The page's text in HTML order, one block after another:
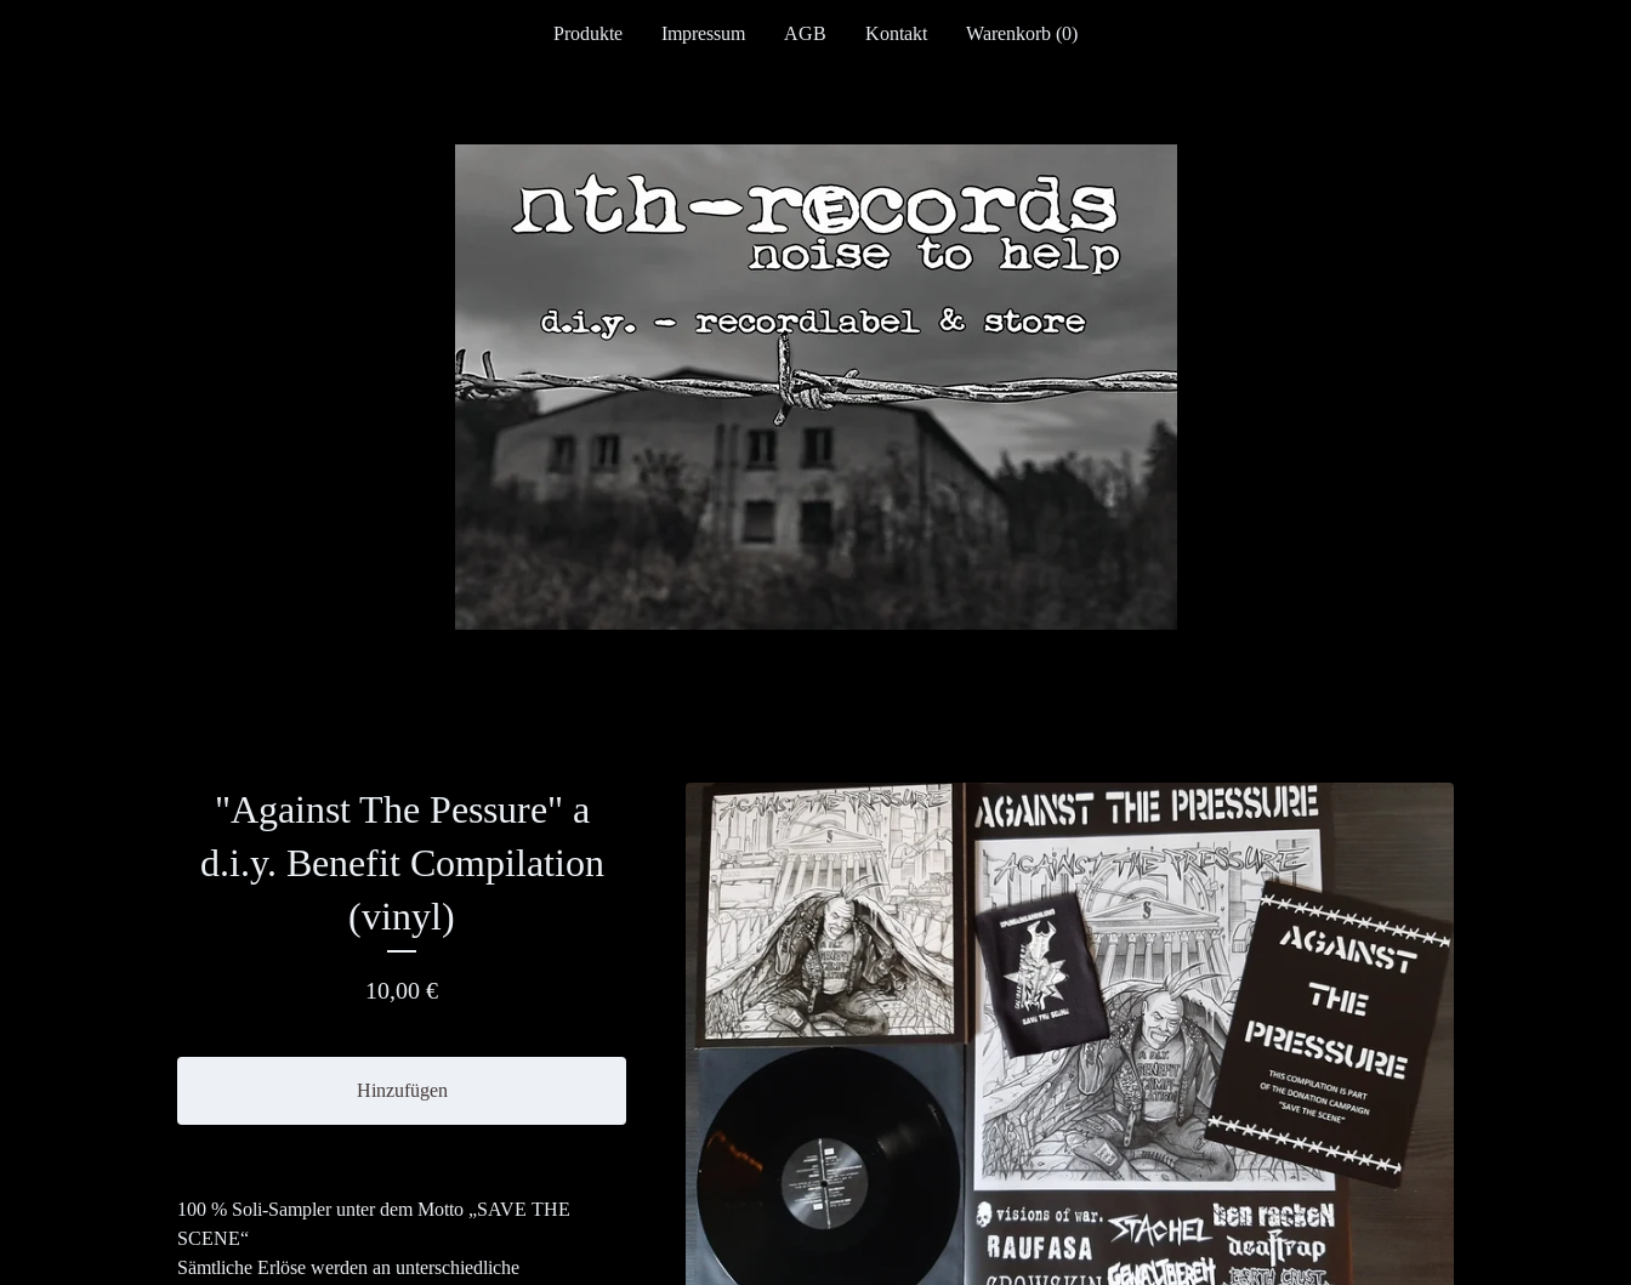
Produkte Impressum AGB Kontakt Warenkorb (0)
"Against The Pessure" a
d.i.y. Benefit Compilation
(vinyl)
10,00 €
Hinzufügen
100 % Soli-Sampler unter dem Motto „SAVE THE
SCENE“
Sämtliche Erlöse werden an unterschiedliche